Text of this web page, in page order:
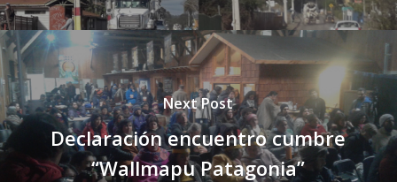
Next Post
Declaración encuentro cumbre
“Wallmapu Patagonia”